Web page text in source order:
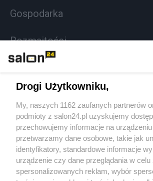
Gospodarka
Rozmaitości
Sport
Społeczeństwo
Kultura
Drogi Użytkowniku,
My, naszych 1162 zaufanych partnerów
podmioty z salon24.pl uzyskujemy
przechowujemy informacje na
przetwarzamy dane osobowe, takie jak
identyfikatory, standardowe informacje
urządzenie czy dane przeglądania w celu
spersonalizowanych reklam, wybór